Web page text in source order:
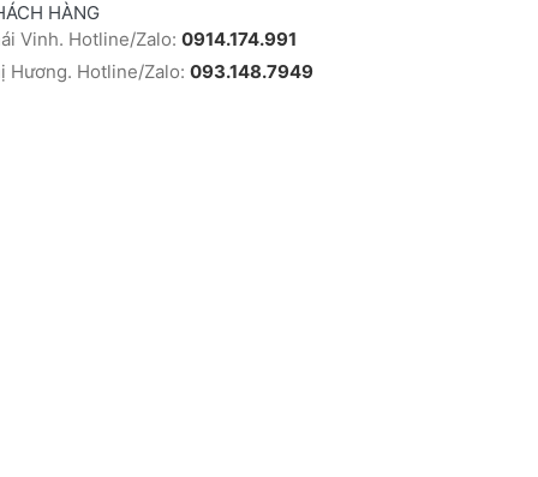
HÀNG
Vinh. Hotline/Zalo: 0914.174.991
Hương. Hotline/Zalo: 093.148.7949